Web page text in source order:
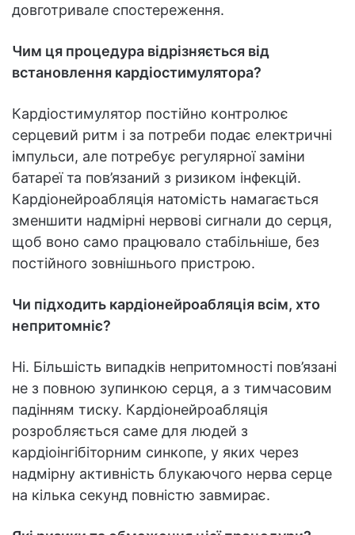
довготривале спостереження.
Чим ця процедура відрізняється від
встановлення кардіостимулятора?
Кардіостимулятор постійно контролює
серцевий ритм і за потреби подає електричні
імпульси, але потребує регулярної заміни
батареї та пов’язаний з ризиком інфекцій.
Кардіонейроабляція натомість намагається
зменшити надмірні нервові сигнали до серця,
щоб воно само працювало стабільніше, без
постійного зовнішнього пристрою.
Чи підходить кардіонейроабляція всім, хто
непритомніє?
Ні. Більшість випадків непритомності пов’язані
не з повною зупинкою серця, а з тимчасовим
падінням тиску. Кардіонейроабляція
розробляється саме для людей з
кардіоінгібіторним синкопе, у яких через
надмірну активність блукаючого нерва серце
на кілька секунд повністю завмирає.